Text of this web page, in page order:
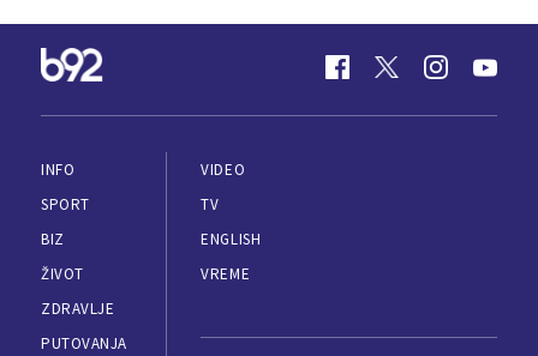
INFO
SPORT
BIZ
ŽIVOT
ZDRAVLJE
PUTOVANJA
VIDEO
TV
ENGLISH
VREME